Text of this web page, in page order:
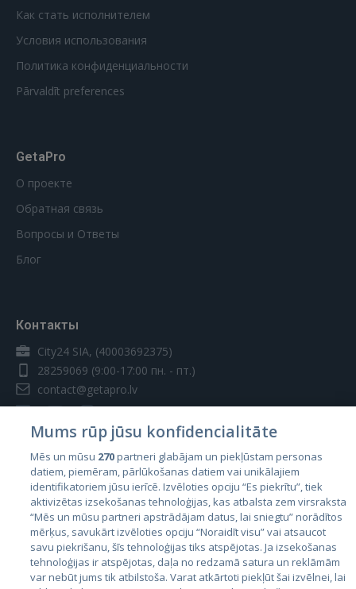
Как стать исполнителем
Условия использования
Политика конфиденциальности
Pārvaldīt preferences
GetaPro
О проекте
Обратная связь
Вопросы и Ответы
Блог
Контакты
City24 SIA, (40003692375)
28259069 (9:00-17:00 пн. - пт.)
contact@getapro.lv
Страны
Эстония
Латвия
Литва
Mums rūp jūsu konfidencialitāte
Mēs un mūsu 270partneri glabājam un piekļūstam personas
datiem, piemēram, pārlūkošanas datiem vai unikālajiem
identifikatoriem jūsu ierīcē. Izvēloties opciju “Es piekrītu”, tiek
aktivizētas izsekošanas tehnoloģijas, kas atbalsta zem virsraksta
“Mēs un mūsu partneri apstrādājam datus, lai sniegtu” norādītos
mērķus, savukārt izvēloties opciju “Noraidīt visu” vai atsaucot
savu piekrišanu, šīs tehnoloģijas tiks atspējotas. Ja izsekošanas
tehnoloģijas ir atspējotas, daļa no redzamā satura un reklāmām
var nebūt jums tik atbilstoša. Varat atkārtoti piekļūt šai izvēlnei, lai